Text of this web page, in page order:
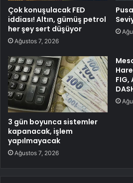
Çok konuşulacak FED
iddiası! Altın, gümüş petrol
her şey sert düşüyor
Ağustos 7, 2026
3 gün boyunca sistemler
kapanacak, işlem
yapılmayacak
Ağustos 7, 2026
FIG,